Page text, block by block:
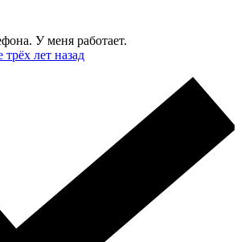
У меня работает.
трёх лет назад